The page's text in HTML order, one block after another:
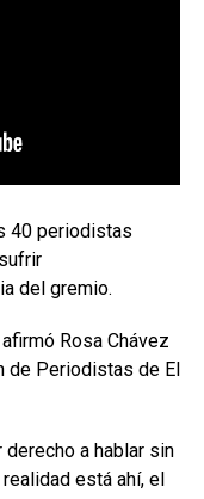
40 periodistas
del gremio.
Rosa Chávez
de Periodistas de El
a hablar sin
está ahí, el